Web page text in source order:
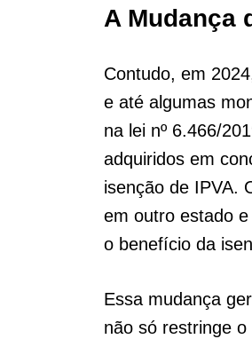
A Mudança
Contudo, em
e até algumas
na lei nº 6.466/
adquiridos em
isenção de IPVA.
em outro estado
o benefício da
Essa mudança
não só restringe